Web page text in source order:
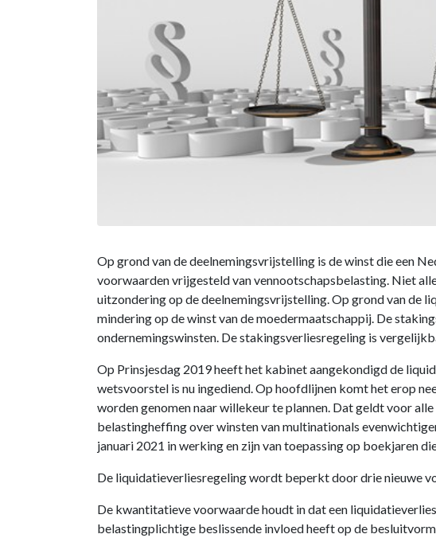
Op grond van de deelnemingsvrijstelling is de winst die een
voorwaarden vrijgesteld van vennootschapsbelasting. Niet
uitzondering op de deelnemingsvrijstelling. Op grond van de
mindering op de winst van de moedermaatschappij. De
ondernemingswinsten. De stakingsverliesregeling is
Op Prinsjesdag 2019 heeft het kabinet aangekondigd de
wetsvoorstel is nu ingediend. Op hoofdlijnen komt het erop
worden genomen naar willekeur te plannen. Dat geldt voor
belastingheffing over winsten van multinationals
januari 2021 in werking en zijn van toepassing op boekjaren
De liquidatieverliesregeling wordt beperkt door drie nieuwe
De kwantitatieve voorwaarde houdt in dat een
belastingplichtige beslissende invloed heeft op de